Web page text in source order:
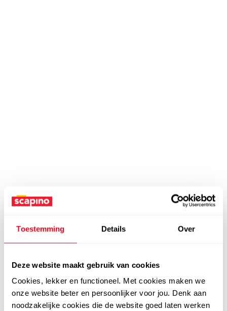
Toestemming Details Over
Deze website maakt gebruik van cookies
Cookies, lekker en functioneel. Met cookies maken we
onze website beter en persoonlijker voor jou. Denk aan
noodzakelijke cookies die de website goed laten werken